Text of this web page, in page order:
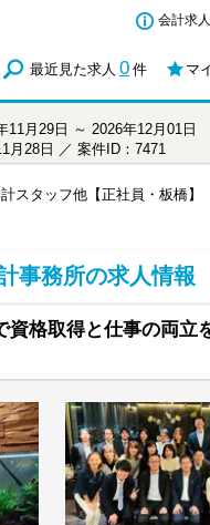
会計求
最近見た求人 0 件 マ
11月29日 ～ 2026年12月01日
月28日 ／ 案件ID：7471
スタッフ他【正社員・板橋】
事務所の求人情報
格取得と仕事の両立